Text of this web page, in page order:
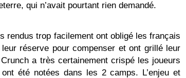
qui n’avait pourtant rien demandé.
rendus trop facilement ont obligé les français
réserve pour compenser et ont grillé leur
a très certainement crispé les joueurs
été notées dans les 2 camps. L’enjeu et